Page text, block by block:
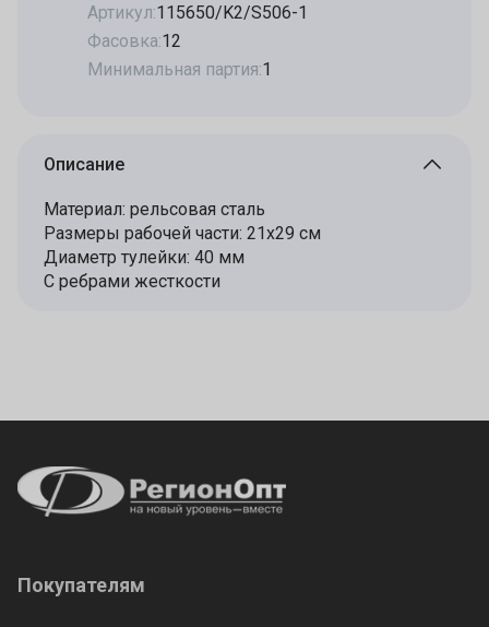
Артикул:115650/K2/S506-1
Фасовка:12
Минимальная партия:1
Описание
Материал: рельсовая сталь
Размеры рабочей части: 21х29 см
Диаметр тулейки: 40 мм
С ребрами жесткости
Покупателям